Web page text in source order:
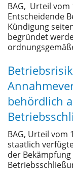
BAG, Urteil vom
Entscheidende
Kündigung
begründet
behördlich
BAG, Urteil vom
staatlich
der Bekämpfung